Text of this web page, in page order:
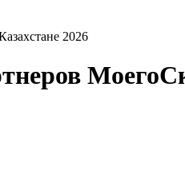
2026